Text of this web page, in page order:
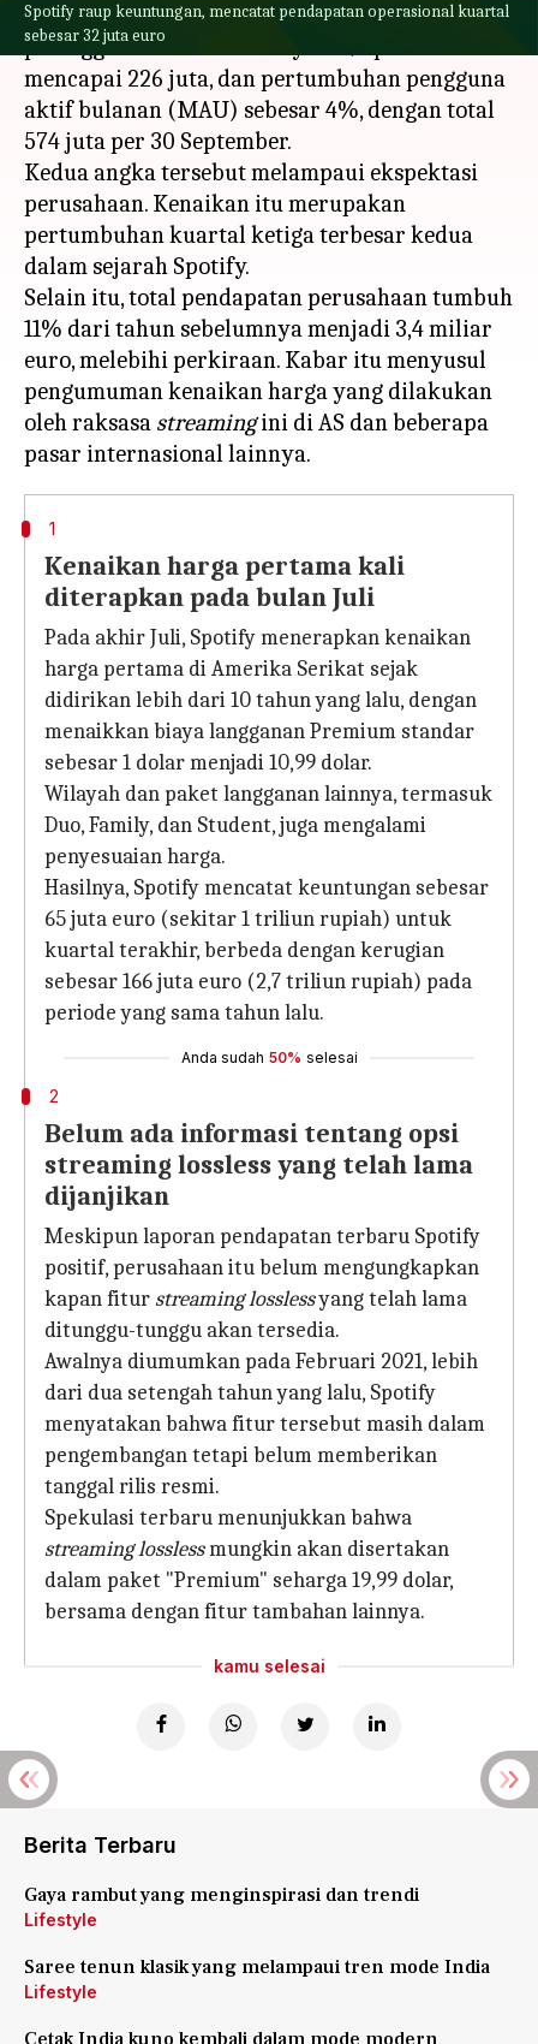
Spotify raup keuntungan, mencatat pendapatan operasional kuartal
sebesar 32 juta euro
Spotify telah mengumumkan peningkatan
pelanggan Premium sebanyak 3% per kuartal
mencapai 226 juta, dan pertumbuhan pengguna
aktif bulanan (MAU) sebesar 4%, dengan total
574 juta per 30 September.
Kedua angka tersebut melampaui ekspektasi
perusahaan. Kenaikan itu merupakan
pertumbuhan kuartal ketiga terbesar kedua
dalam sejarah Spotify.
Selain itu, total pendapatan perusahaan tumbuh
11% dari tahun sebelumnya menjadi 3,4 miliar
euro, melebihi perkiraan. Kabar itu menyusul
pengumuman kenaikan harga yang dilakukan
oleh raksasa streamingini di AS dan beberapa
1
Kenaikan harga pertama kali
diterapkan pada bulan Juli
Pada akhir Juli, Spotify menerapkan kenaikan
harga pertama di Amerika Serikat sejak
didirikan lebih dari 10 tahun yang lalu, dengan
menaikkan biaya langganan Premium standar
sebesar 1 dolar menjadi 10,99 dolar.
Wilayah dan paket langganan lainnya, termasuk
Duo, Family, dan Student, juga mengalami
penyesuaian harga.
Hasilnya, Spotify mencatat keuntungan sebesar
65 juta euro (sekitar 1 triliun rupiah) untuk
kuartal terakhir, berbeda dengan kerugian
sebesar 166 juta euro (2,7 triliun rupiah) pada
periode yang sama tahun lalu.
Anda sudah 50% selesai
2
Belum ada informasi tentang opsi
streaming lossless yang telah lama
dijanjikan
Meskipun laporan pendapatan terbaru Spotify
positif, perusahaan itu belum mengungkapkan
kapan fitur streaming losslessyang telah lama
ditunggu-tunggu akan tersedia.
Awalnya diumumkan pada Februari 2021, lebih
dari dua setengah tahun yang lalu, Spotify
menyatakan bahwa fitur tersebut masih dalam
pengembangan tetapi belum memberikan
tanggal rilis resmi.
Spekulasi terbaru menunjukkan bahwa
streaming losslessmungkin akan disertakan
dalam paket "Premium" seharga 19,99 dolar,
bersama dengan fitur tambahan lainnya.
kamu selesai
Berita Terbaru
Gaya rambut yang menginspirasi dan trendi
Lifestyle
Saree tenun klasik yang melampaui tren mode India
Lifestyle
Cetak India kuno kembali dalam mode modern